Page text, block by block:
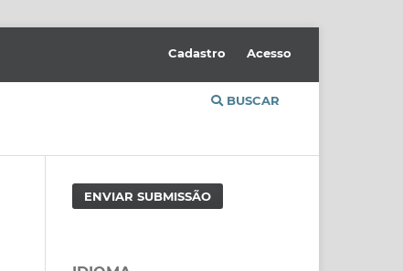
BUSCAR
Cadastro Acesso
ENVIAR SUBMISSÃO